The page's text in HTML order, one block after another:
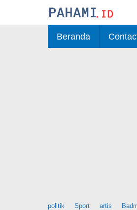
Beranda
politik Sport artis